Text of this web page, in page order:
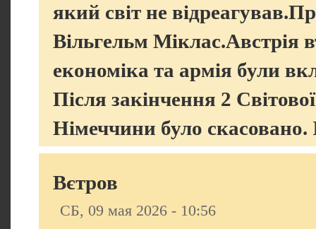
який світ не
Вільгельм Міклас.Австрія
економіка та армія були
Після закінчення 2
Німеччини було скасовано.
Вєтров
СБ, 09 мая 2026 - 10:56